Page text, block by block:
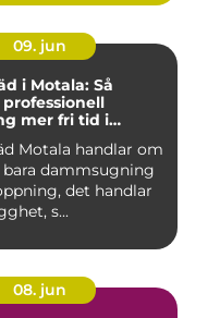
09. jun
i Motala: Så
mer fri tid i
Motala handlar om
bara dammsugning
det handlar
s...
08. jun